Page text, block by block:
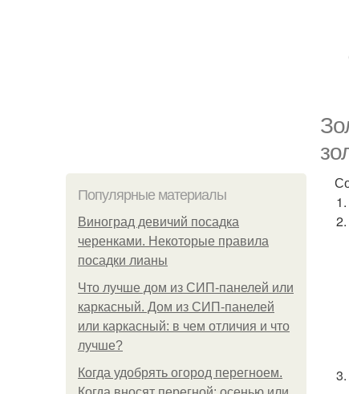
Популярные материалы
Виноград девичий посадка
черенками. Некоторые правила
посадки лианы
Что лучше дом из СИП-панелей или
каркасный. Дом из СИП-панелей
или каркасный: в чем отличия и что
лучше?
Когда удобрять огород перегноем.